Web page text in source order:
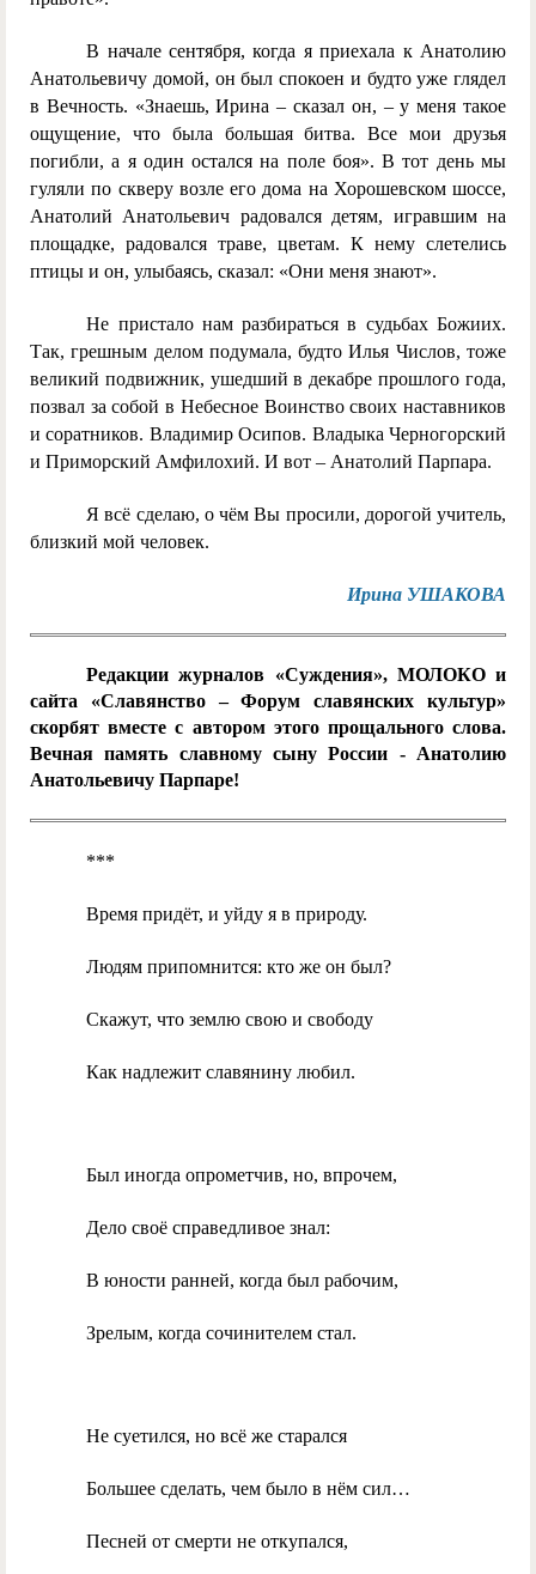
В начале сентября, когда я приехала к Анатолию
Анатольевичу домой, он был спокоен и будто уже глядел
в Вечность. «Знаешь, Ирина – сказал он, – у меня такое
ощущение, что была большая битва. Все мои друзья
погибли, а я один остался на поле боя». В тот день мы
гуляли по скверу возле его дома на Хорошевском шоссе,
Анатолий Анатольевич радовался детям, игравшим на
площадке, радовался траве, цветам. К нему слетелись
птицы и он, улыбаясь, сказал: «Они меня знают».
Не пристало нам разбираться в судьбах Божиих.
Так, грешным делом подумала, будто Илья Числов, тоже
великий подвижник, ушедший в декабре прошлого года,
позвал за собой в Небесное Воинство своих наставников
и соратников. Владимир Осипов. Владыка Черногорский
и Приморский Амфилохий. И вот – Анатолий Парпара.
Я всё сделаю, о чём Вы просили, дорогой учитель,
близкий мой человек.
Ирина УШАКОВА
Редакции журналов «Суждения», МОЛОКО и
сайта «Славянство – Форум славянских культур»
скорбят вместе с автором этого прощального слова.
Вечная память славному сыну России - Анатолию
Анатольевичу Парпаре!
***
Время придёт, и уйду я в природу.
Людям припомнится: кто же он был?
Скажут, что землю свою и свободу
Как надлежит славянину любил.
Был иногда опрометчив, но, впрочем,
Дело своё справедливое знал:
В юности ранней, когда был рабочим,
Зрелым, когда сочинителем стал.
Не суетился, но всё же старался
Большее сделать, чем было в нём сил…
Песней от смерти не откупался,